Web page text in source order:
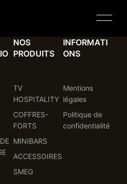
NOS
PRODUITS
TV
HOSPITALITY
COFFRES-
FORTS
MINIBARS
ACCESSOIRES
SMEG
INFORMATI
ONS
Mentions
légales
Politique de
confidentialité